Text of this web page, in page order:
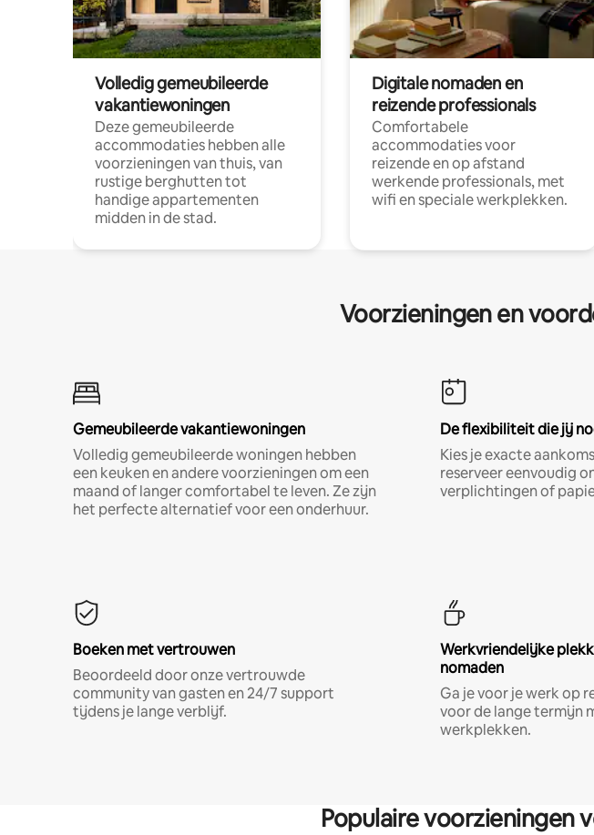
Volledig gemeubileerde
vakantiewoningen
Deze gemeubileerde
accommodaties hebben alle
voorzieningen van thuis, van
rustige berghutten tot
handige appartementen
midden in de stad.
Digitale nomaden en
reizende professionals
Comfortabele
accommodaties voor
reizende en op afstand
werkende professionals, met
wifi en speciale werkplekken.
Voorzieningen en
Gemeubileerde vakantiewoningen
Volledig gemeubileerde woningen hebben
een keuken en andere voorzieningen om een
maand of langer comfortabel te leven. Ze zijn
het perfecte alternatief voor een onderhuur.
De flexibiliteit die jij
Kies je exacte
reserveer eenvoudig
verplichtingen of
Boeken met vertrouwen
Beoordeeld door onze vertrouwde
community van gasten en 24/7 support
tijdens je lange verblijf.
Werkvriendelijke
nomaden
Ga je voor je werk op
voor de lange termijn
werkplekken.
Populaire voorzieningen